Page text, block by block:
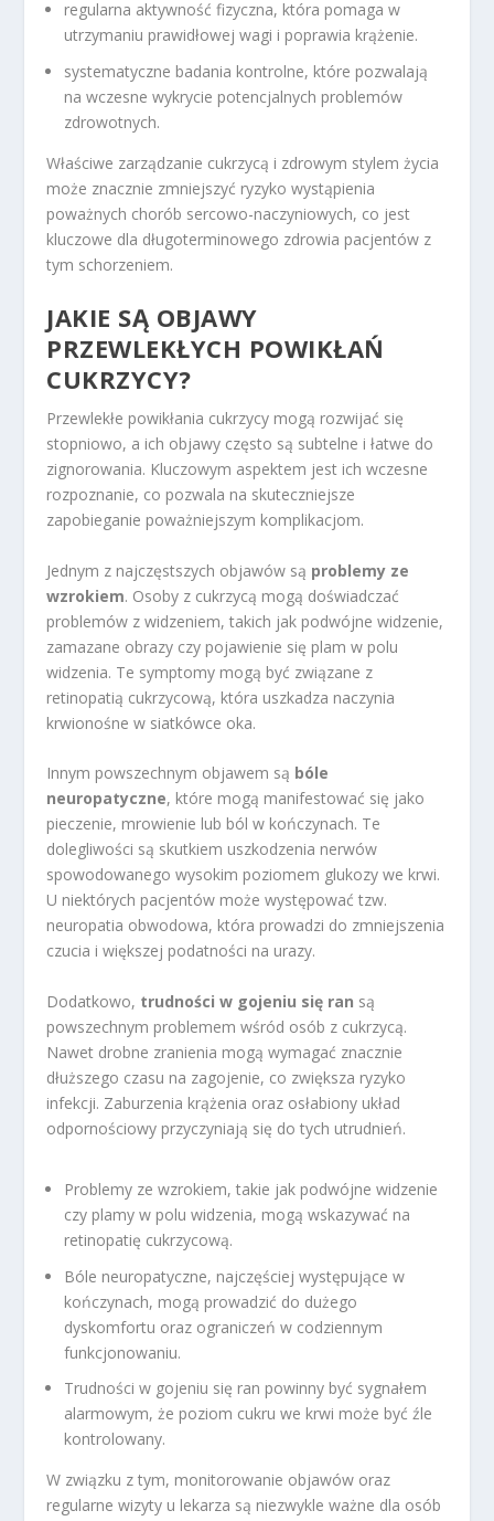
regularna aktywność fizyczna, która pomaga w
utrzymaniu prawidłowej wagi i poprawia krążenie.
systematyczne badania kontrolne, które pozwalają
na wczesne wykrycie potencjalnych problemów
zdrowotnych.
Właściwe zarządzanie cukrzycą i zdrowym stylem życia
może znacznie zmniejszyć ryzyko wystąpienia
poważnych chorób sercowo-naczyniowych, co jest
kluczowe dla długoterminowego zdrowia pacjentów z
tym schorzeniem.
JAKIE SĄ OBJAWY
PRZEWLEKŁYCH POWIKŁAŃ
CUKRZYCY?
Przewlekłe powikłania cukrzycy mogą rozwijać się
stopniowo, a ich objawy często są subtelne i łatwe do
zignorowania. Kluczowym aspektem jest ich wczesne
rozpoznanie, co pozwala na skuteczniejsze
zapobieganie poważniejszym komplikacjom.
Jednym z najczęstszych objawów są problemy ze
wzrokiem. Osoby z cukrzycą mogą doświadczać
problemów z widzeniem, takich jak podwójne widzenie,
zamazane obrazy czy pojawienie się plam w polu
widzenia. Te symptomy mogą być związane z
retinopatią cukrzycową, która uszkadza naczynia
krwionośne w siatkówce oka.
Innym powszechnym objawem są bóle
neuropatyczne, które mogą manifestować się jako
pieczenie, mrowienie lub ból w kończynach. Te
dolegliwości są skutkiem uszkodzenia nerwów
spowodowanego wysokim poziomem glukozy we krwi.
U niektórych pacjentów może występować tzw.
neuropatia obwodowa, która prowadzi do zmniejszenia
czucia i większej podatności na urazy.
Dodatkowo, trudności w gojeniu się ran są
powszechnym problemem wśród osób z cukrzycą.
Nawet drobne zranienia mogą wymagać znacznie
dłuższego czasu na zagojenie, co zwiększa ryzyko
infekcji. Zaburzenia krążenia oraz osłabiony układ
odpornościowy przyczyniają się do tych utrudnień.
Problemy ze wzrokiem, takie jak podwójne widzenie
czy plamy w polu widzenia, mogą wskazywać na
retinopatię cukrzycową.
Bóle neuropatyczne, najczęściej występujące w
kończynach, mogą prowadzić do dużego
dyskomfortu oraz ograniczeń w codziennym
funkcjonowaniu.
Trudności w gojeniu się ran powinny być sygnałem
alarmowym, że poziom cukru we krwi może być źle
kontrolowany.
W związku z tym, monitorowanie objawów oraz
regularne wizyty u lekarza są niezwykle ważne dla osób